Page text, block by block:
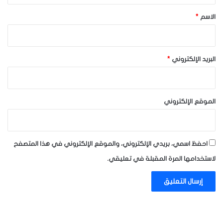
*الاسم *
البريد الإلكتروني *
الموقع الإلكتروني
احفظ اسمي، بريدي الإلكتروني، والموقع الإلكتروني في هذا المتصفح
لاستخدامها المرة المقبلة في تعليقي.